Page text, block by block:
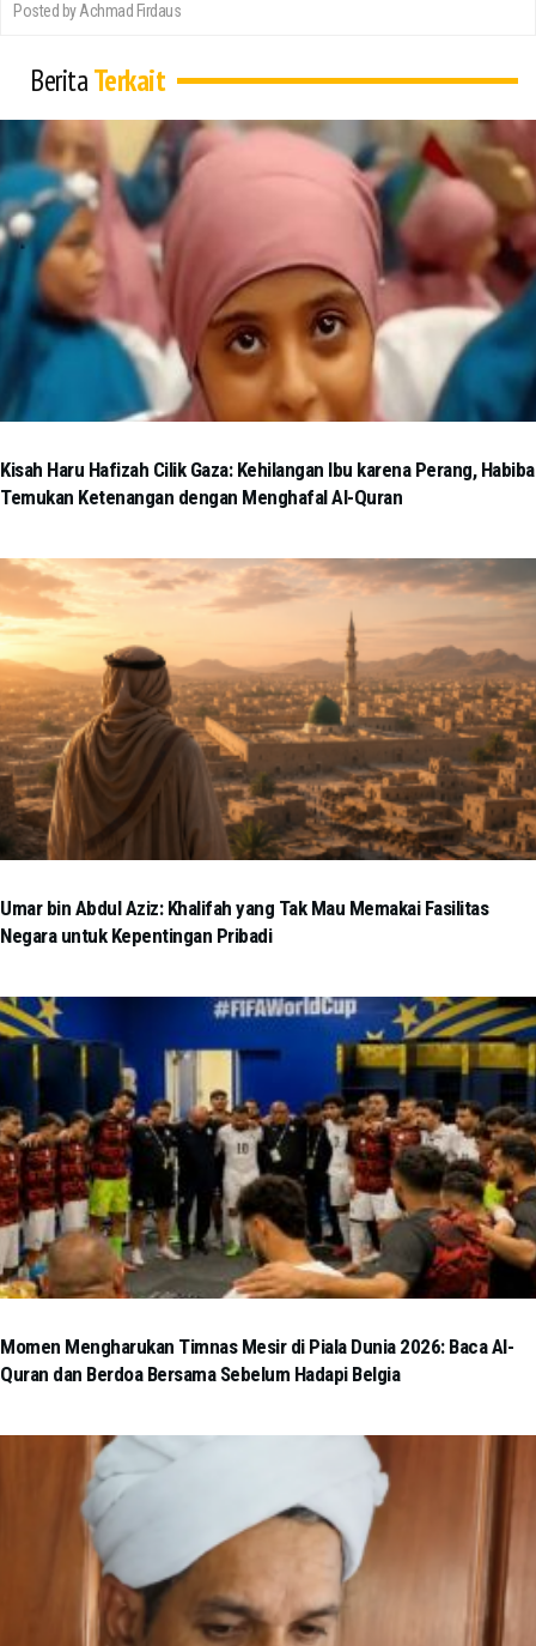
Posted by Achmad Firdaus
BeritaTerkait
Kisah Haru Hafizah Cilik Gaza: Kehilangan Ibu karena Perang, Habiba
Temukan Ketenangan dengan Menghafal Al-Quran
Umar bin Abdul Aziz: Khalifah yang Tak Mau Memakai Fasilitas
Negara untuk Kepentingan Pribadi
Momen Mengharukan Timnas Mesir di Piala Dunia 2026: Baca Al-
Quran dan Berdoa Bersama Sebelum Hadapi Belgia